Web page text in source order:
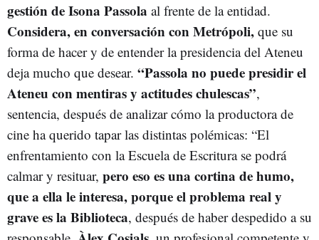
gestión de Isona Passola al frente de la entidad.
Considera, en conversación con Metrópoli, que su
forma de hacer y de entender la presidencia del Ateneu
deja mucho que desear. “Passola no puede presidir el
Ateneu con mentiras y actitudes chulescas”,
sentencia, después de analizar cómo la productora de
cine ha querido tapar las distintas polémicas: “El
enfrentamiento con la Escuela de Escritura se podrá
calmar y resituar, pero eso es una cortina de humo,
que a ella le interesa, porque el problema real y
grave es la Biblioteca, después de haber despedido a su